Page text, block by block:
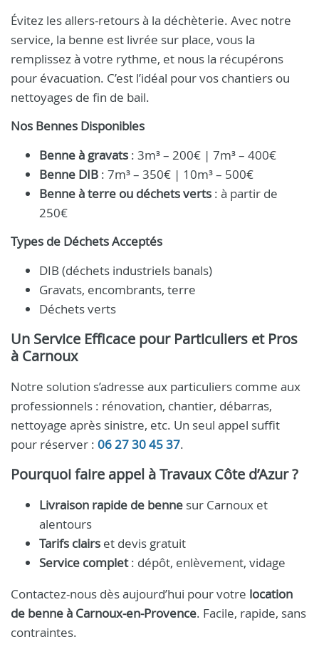
Évitez les allers-retours à la déchèterie. Avec notre
service, la benne est livrée sur place, vous la
remplissez à votre rythme, et nous la récupérons
pour évacuation. C’est l’idéal pour vos chantiers ou
nettoyages de fin de bail.
Nos Bennes Disponibles
Benne à gravats : 3m³ – 200€ | 7m³ – 400€
Benne DIB : 7m³ – 350€ | 10m³ – 500€
Benne à terre ou déchets verts : à partir de
250€
Types de Déchets Acceptés
DIB (déchets industriels banals)
Gravats, encombrants, terre
Déchets verts
Un Service Efficace pour Particuliers et Pros
à Carnoux
Notre solution s’adresse aux particuliers comme aux
professionnels : rénovation, chantier, débarras,
nettoyage après sinistre, etc. Un seul appel suffit
pour réserver : 06 27 30 45 37.
Pourquoi faire appel à Travaux Côte d’Azur ?
Livraison rapide de benne sur Carnoux et
alentours
Tarifs clairs et devis gratuit
Service complet: dépôt, enlèvement, vidage
Contactez-nous dès aujourd’hui pour votre location
de benne à Carnoux-en-Provence. Facile, rapide, sans
contraintes.